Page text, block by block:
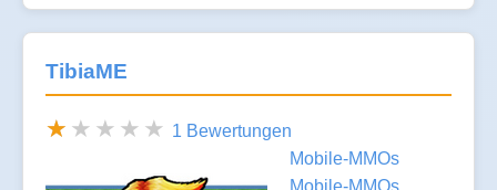
TibiaME
1 Bewertungen
Mobile-MMOs
Mobile-MMOs